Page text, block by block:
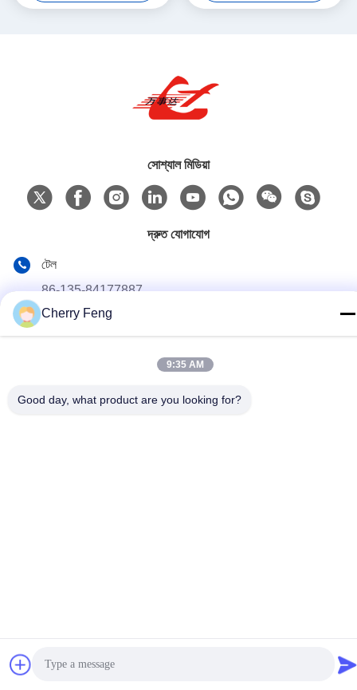
সোশ্যাল মিডিয়া
দ্রুত যোগাযোগ
টেল
86-135-84177887
ই-মেইল
Cherry Feng
9:35 AM
Good day, what product are you looking for?